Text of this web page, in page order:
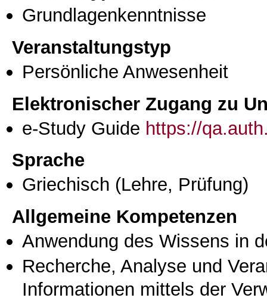
Grundlagenkenntnisse
Veranstaltungstyp
Persönliche Anwesenheit
Elektronischer Zugang zu
e-Study Guide https://
Sprache
Griechisch (Lehre, Prüfung)
Allgemeine Kompetenzen
Anwendung des Wissens in
Recherche, Analyse und
Informationen mittels der